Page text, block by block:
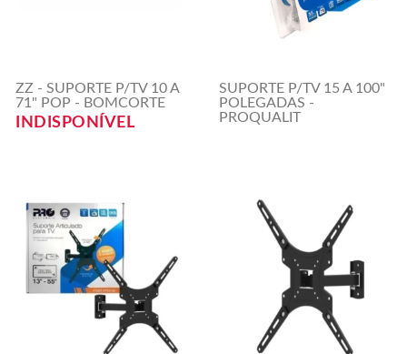
ZZ - SUPORTE P/TV 10 A
71" POP - BOMCORTE
INDISPONÍVEL
SUPORTE P/TV 15 A 100"
POLEGADAS -
PROQUALIT